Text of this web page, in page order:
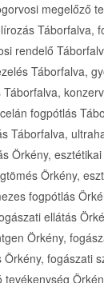
megelőző
Táborfalva,
rendelő
Táborfalva,
fogpótlás
Táborfalva,
Örkény,
Örkény,
fogpótlás
ellátás
Örkény,
fogászati